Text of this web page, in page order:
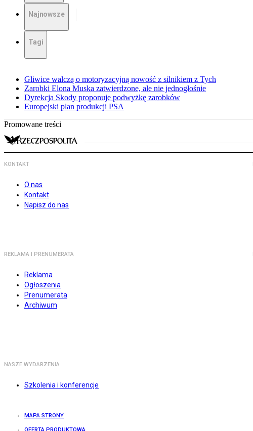
Najnowsze
Tagi
Gliwice walczą o motoryzacyjną nowość z silnikiem z Tych
Zarobki Elona Muska zatwierdzone, ale nie jednogłośnie
Dyrekcja Skody proponuje podwyżkę zarobków
Europejski plan produkcji PSA
Promowane treści
KONTAKT
O nas
Kontakt
Napisz do nas
REKLAMA I PRENUMERATA
Reklama
Ogłoszenia
Prenumerata
Archiwum
NASZE WYDARZENIA
Szkolenia i konferencje
MAPA STRONY